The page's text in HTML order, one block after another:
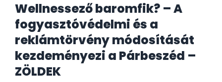
Wellnessező baromfik? – A
fogyasztóvédelmi és a
reklámtörvény módosítását
kezdeményezi a Párbeszéd –
ZÖLDEK